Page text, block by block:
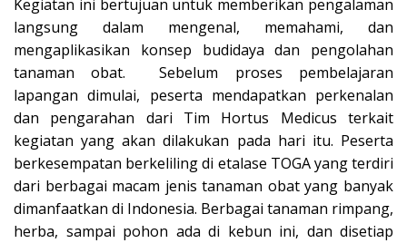
Kegiatan ini bertujuan untuk memberikan pengalaman
langsung dalam mengenal, memahami, dan
mengaplikasikan konsep budidaya dan pengolahan
tanaman obat. Sebelum proses pembelajaran
lapangan dimulai, peserta mendapatkan perkenalan
dan pengarahan dari Tim Hortus Medicus terkait
kegiatan yang akan dilakukan pada hari itu. Peserta
berkesempatan berkeliling di etalase TOGA yang terdiri
dari berbagai macam jenis tanaman obat yang banyak
dimanfaatkan di Indonesia. Berbagai tanaman rimpang,
herba, sampai pohon ada di kebun ini, dan disetiap